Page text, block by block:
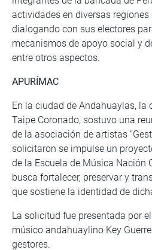
actividades en diversas
dialogando con sus electores
mecanismos de apoyo social y
entre otros aspectos.
APURÍMAC
En la ciudad de Andahuaylas, la
Taipe Coronado, sostuvo una
de la asociación de artistas
solicitaron se impulse un
de la Escuela de Música Nación
busca fortalecer, preservar y
que sostiene la identidad de
La solicitud fue presentada por
músico andahuaylino Key
gestores.